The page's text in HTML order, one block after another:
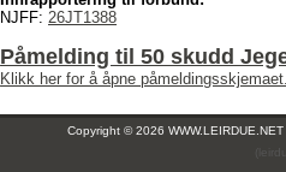
NJFF: 26JT1388
Påmelding til 50 skudd
Klikk her for å åpne
Copyright © 2026